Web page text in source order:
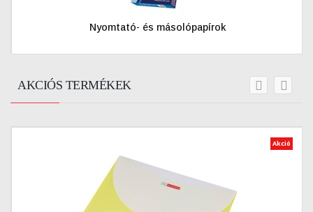
Nyomtató- és másolópapírok
AKCIÓS TERMÉKEK
Akció